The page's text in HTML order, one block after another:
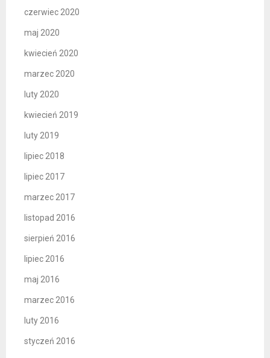
czerwiec 2020
maj 2020
kwiecień 2020
marzec 2020
luty 2020
kwiecień 2019
luty 2019
lipiec 2018
lipiec 2017
marzec 2017
listopad 2016
sierpień 2016
lipiec 2016
maj 2016
marzec 2016
luty 2016
styczeń 2016